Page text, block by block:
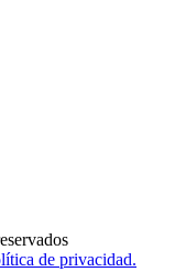
de privacidad.